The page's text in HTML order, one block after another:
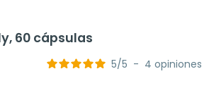
60 cápsulas
5/5 - 4 opiniones